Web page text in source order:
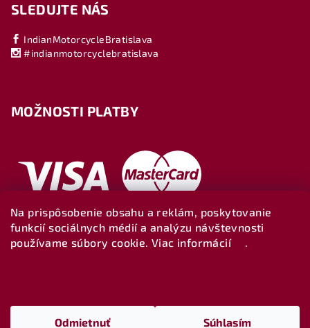
Na prispôsobenie obsahu a reklám, poskytovanie
funkcií sociálnych médií a analýzu návštevnosti
používame súbory cookie. Viac informácií
.
Odmietnuť Súhlasím
SLEDUJTE NÁS
IndianMotorcycleBratislava
#indianmotorcyclebratislava
MOŽNOSTI PLATBY
Upraviť nastavenie cookies